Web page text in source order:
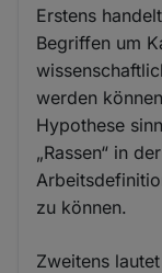
Erstens
Begriffen um
werden
Hypothese
„Rassen“ in
zu können.
Zweitens